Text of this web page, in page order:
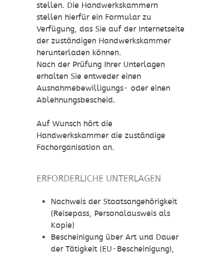
stellen. Die Handwerkskammern
stellen hierfür ein Formular zu
Verfügung, das Sie auf der Internetseite
der zuständigen Handwerkskammer
herunterladen können.
Nach der Prüfung Ihrer Unterlagen
erhalten Sie entweder einen
Ausnahmebewilligungs- oder einen
Ablehnungsbescheid.
Auf Wunsch hört die
Handwerkskammer die zuständige
Fachorganisation an.
ERFORDERLICHE UNTERLAGEN
Nachweis der Staatsangehörigkeit
(Reisepass, Personalausweis als
Kopie)
Bescheinigung über Art und Dauer
der Tätigkeit (EU-Bescheinigung),